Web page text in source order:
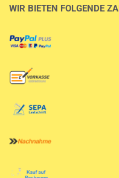
WIR BIETEN FOLGENDE